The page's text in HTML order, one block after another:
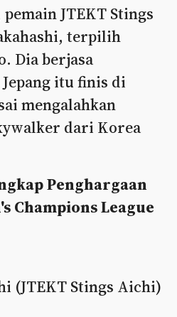
JTEKT Stings
terpilih
Dia berjasa
itu finis di
mengalahkan
dari Korea
Penghargaan
Champions League
(JTEKT Stings Aichi)